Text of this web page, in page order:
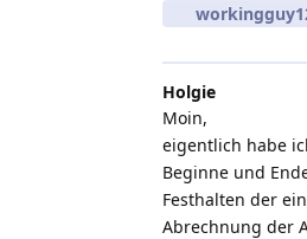
Holgie
Moin,
eigentlich habe
Beginne und
Festhalten der
Abrechnung der